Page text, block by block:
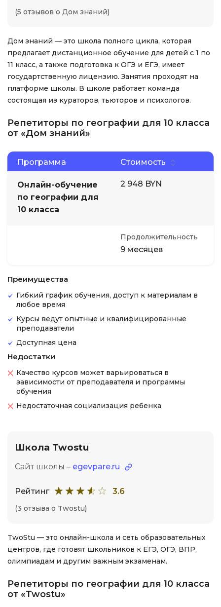
(5 отзывов о Дом знаний)
Дом знаний — это школа полного цикла, которая
предлагает дистанционное обучение для детей с 1 по
11 класс, а также подготовка к ОГЭ и ЕГЭ, имеет
государтственную лицензию. Занятия проходят на
платформе школы. В школе работает команда
состоящая из кураторов, тьюторов и психологов.
Репетиторы по географии для 10 класса
от «Дом знаний»
Программа Стоимость
Онлайн-обучение
по географии для
10 класса
2 948 BYN
Продолжительность
9 месяцев
Преимущества
Гибкий график обучения, доступ к материалам в
любое время
Курсы ведут опытные и квалифицированные
преподаватели
Доступная цена
Недостатки
Качество курсов может варьироваться в
зависимости от преподавателя и программы
обучения
Недостаточная социализация ребенка
Школа Twostu
Сайт школы – egevpare.ru
Рейтинг 3.6
(3 отзыва о Twostu)
TwoStu — это онлайн-школа и сеть образовательных
центров, где готовят школьников к ЕГЭ, ОГЭ, ВПР,
олимпиадам и другим важным экзаменам.
Репетиторы по географии для 10 класса
от «Twostu»